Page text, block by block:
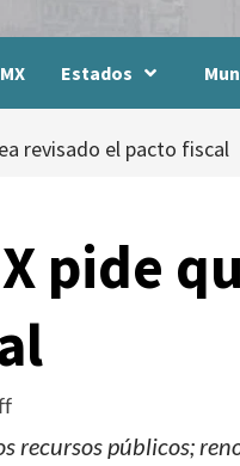
Estados
revisado el pacto fiscal
pide
recursos públicos;